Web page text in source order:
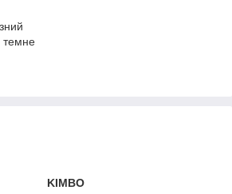
темне
KIMBO